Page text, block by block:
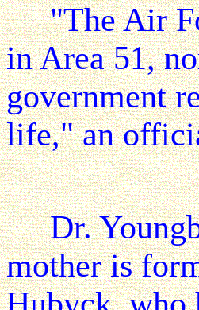
"The Air
in Area 51,
government
life," an
Dr.
mother is